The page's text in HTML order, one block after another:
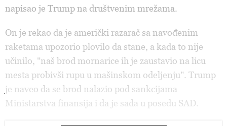
napisao je Trump na društvenim mrežama.
On je rekao da je američki razarač sa navođenim
raketama upozorio plovilo da stane, a kada to nije
učinilo, "naš brod mornarice ih je zaustavio na licu
mesta probivši rupu u mašinskom odeljenju". Trump
je naveo da se brod nalazio pod sankcijama
Ministarstva finansija i da je sada u posedu SAD.